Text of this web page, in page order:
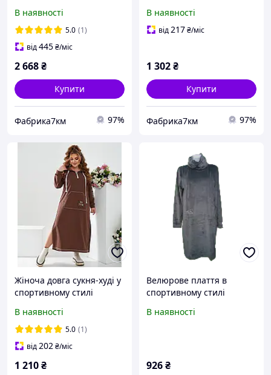
шик великих розмірів 50-
60 арт 1907
В наявності
5.0 (1)
від445₴/міс
2 668₴
Купити
Фабрика7км 97%
спортивному стилі з
капюшоном і кишенями
В наявності
від217₴/міс
1 302₴
Купити
Фабрика7км 97%
Жіноча довга сукня-худі у
спортивному стилі
В наявності
5.0 (1)
від202₴/міс
1 210₴
Велюрове плаття в
спортивному стилі
В наявності
926₴